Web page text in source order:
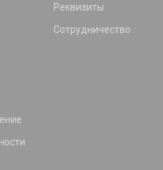
Реквизиты
Сотрудничество